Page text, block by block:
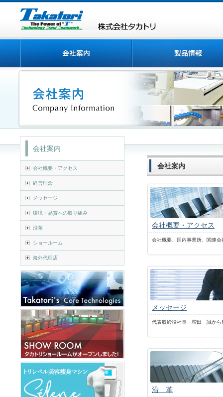
会社案内
会社概要・アクセス
会社概要、国内事業所、関連
メッセージ
代表取締役社長 増田 誠から
沿 革
会社案内
会社概要・アクセス
経営理念
メッセージ
環境・品質への取り組み
沿革
ショールーム
海外代理店